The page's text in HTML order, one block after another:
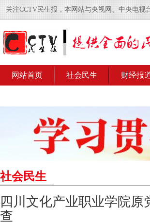
关注CCTV民生报，本网站与央视网、中央电视
网站首页 社会民生 财经报
社会民生
四川文化产业职业学院
查